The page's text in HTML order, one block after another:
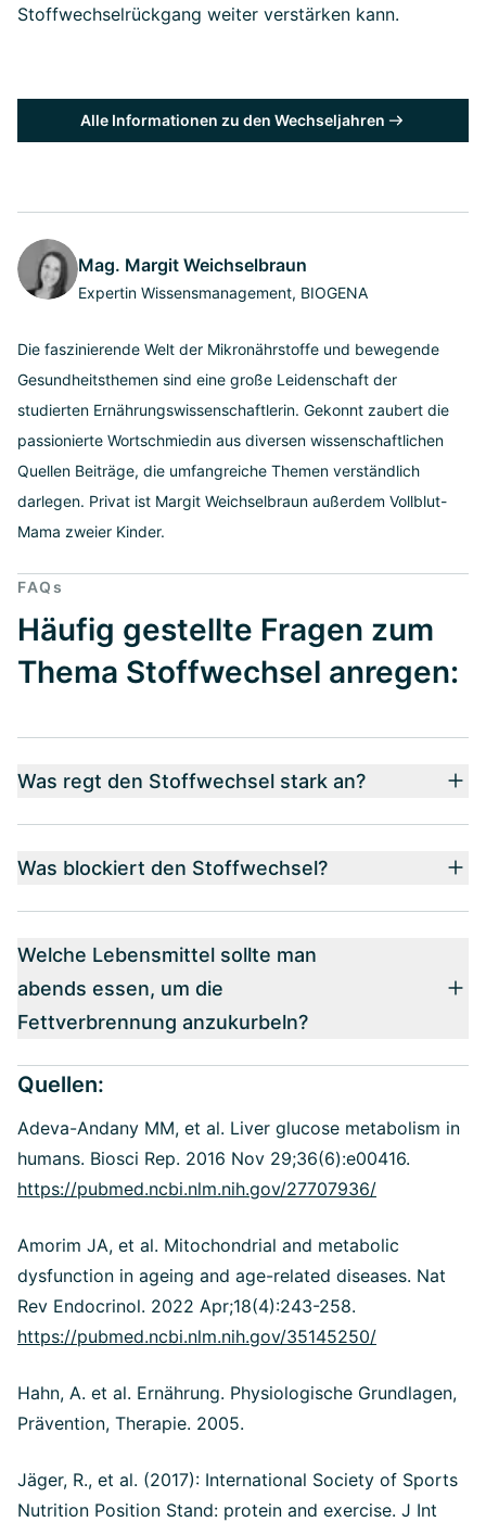
Stoffwechselrückgang weiter verstärken kann.
Alle Informationen zu den Wechseljahren
Mag. Margit Weichselbraun
Expertin Wissensmanagement, BIOGENA
Die faszinierende Welt der Mikronährstoffe und bewegende
Gesundheitsthemen sind eine große Leidenschaft der
studierten Ernährungswissenschaftlerin. Gekonnt zaubert die
passionierte Wortschmiedin aus diversen wissenschaftlichen
Quellen Beiträge, die umfangreiche Themen verständlich
darlegen. Privat ist Margit Weichselbraun außerdem Vollblut-
Mama zweier Kinder.
FAQs
Häufig gestellte Fragen zum
Thema Stoffwechsel anregen:
Was regt den Stoffwechsel stark an?
Was blockiert den Stoffwechsel?
Welche Lebensmittel sollte man
abends essen, um die
Fettverbrennung anzukurbeln?
Quellen:
Adeva-Andany MM, et al. Liver glucose metabolism in
humans. Biosci Rep. 2016 Nov 29;36(6):e00416.
https://pubmed.ncbi.nlm.nih.gov/27707936/
Amorim JA, et al. Mitochondrial and metabolic
dysfunction in ageing and age-related diseases. Nat
Rev Endocrinol. 2022 Apr;18(4):243-258.
https://pubmed.ncbi.nlm.nih.gov/35145250/
Hahn, A. et al. Ernährung. Physiologische Grundlagen,
Prävention, Therapie. 2005.
Jäger, R., et al. (2017): International Society of Sports
Nutrition Position Stand: protein and exercise. J Int